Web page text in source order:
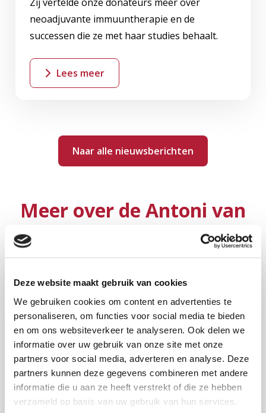
Deze website maakt gebruik van cookies
We gebruiken cookies om content en advertenties te
personaliseren, om functies voor social media te bieden
en om ons websiteverkeer te analyseren. Ook delen we
informatie over uw gebruik van onze site met onze
partners voor social media, adverteren en analyse. Deze
partners kunnen deze gegevens combineren met andere
informatie die u aan ze heeft verstrekt of die ze hebben
verzameld op basis van uw gebruik van hun services.
neoadjuvante immuuntherapie en de
successen die ze met haar studies behaalt.
Lees meer
Naar alle nieuwsberichten
Meer over de Antoni van
Leeuwenhoek Foundation